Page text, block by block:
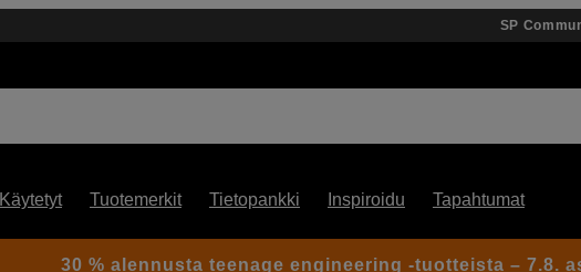
SP
Käytetyt Tuotemerkit Tietopankki Inspiroidu Tapahtumat
30 % alennusta teenage engineering -tuotteista – 7.8.